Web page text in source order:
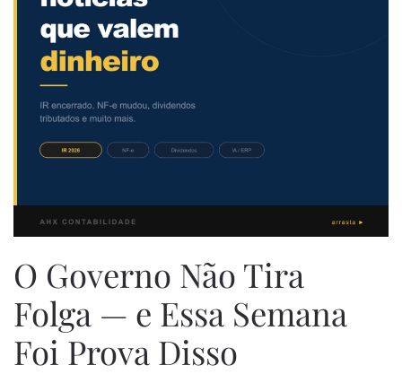
O Governo Não Tira
Folga — e Essa Semana
Foi Prova Disso